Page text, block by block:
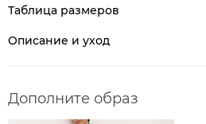
Таблица размеров
Описание и уход
Дополните образ